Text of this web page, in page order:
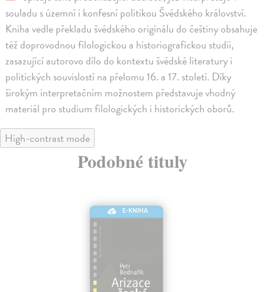
souladu s územní i konfesní politikou Švédského království.
Kniha vedle překladu švédského originálu do češtiny obsahuje
též doprovodnou filologickou a historiografickou studii,
zasazující autorovo dílo do kontextu švédské literatury i
politických souvislostí na přelomu 16. a 17. století. Díky
širokým interpretačním možnostem představuje vhodný
materiál pro studium filologických i historických oborů.
High-contrast mode
Podobné tituly
E-KNIHA